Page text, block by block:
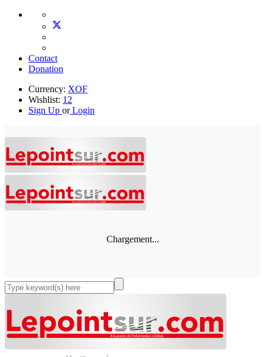
Contact
Donation
Currency: XOF
Wishlist: 12
Sign Up orLogin
Chargement...